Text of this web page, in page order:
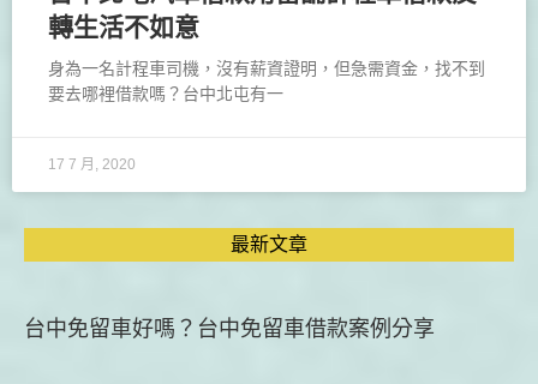
轉生活不如意
身為一名計程車司機，沒有薪資證明，但急需資金，找不到
要去哪裡借款嗎？台中北屯有一
17 7 月, 2020
最新文章
台中免留車好嗎？台中免留車借款案例分享